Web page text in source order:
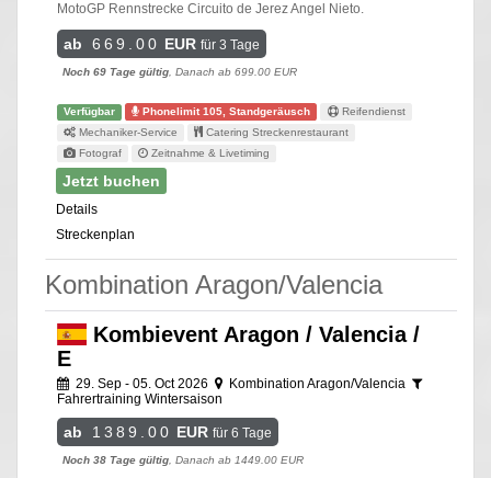
MotoGP Rennstrecke Circuito de Jerez Angel Nieto.
ab 669.00 EUR für 3 Tage
Noch 69 Tage gültig , Danach ab 699.00 EUR
Verfügbar Phonelimit 105, Standgeräusch
Reifendienst
Mechaniker-Service
Catering Streckenrestaurant
Fotograf
Zeitnahme & Livetiming
Jetzt buchen
Details
Streckenplan
Kombination Aragon/Valencia
Kombievent Aragon / Valencia /
E
29. Sep - 05. Oct 2026
Kombination Aragon/Valencia
Fahrertraining Wintersaison
ab 1389.00 EUR für 6 Tage
Noch 38 Tage gültig, Danach ab 1449.00 EUR